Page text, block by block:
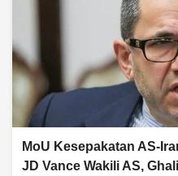
MoU Kesepakatan AS-
JD Vance Wakili AS,